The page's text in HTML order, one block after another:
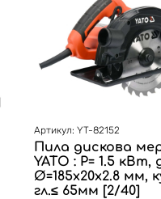
Артикул: YT-82152
Пила дискова
YATO : P= 1.5 кВт,
Ø=185x20x2.8 мм,
гл.≤ 65мм [2/40]